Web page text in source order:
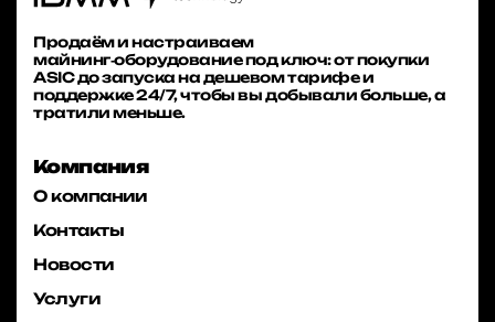
Продаём и настраиваем
майнинг‑оборудование под ключ: от покупки
ASIC до запуска на дешевом тарифе и
поддержке 24/7, чтобы вы добывали больше, а
тратили меньше.
Компания
О компании
Контакты
Новости
Услуги